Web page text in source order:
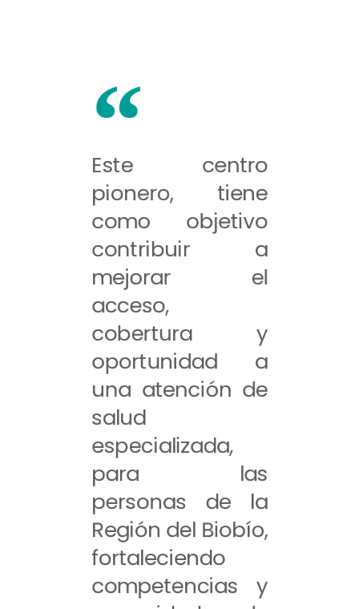
Este centro
pionero, tiene
como objetivo
contribuir a
mejorar el
acceso,
cobertura y
oportunidad a
una atención de
salud
especializada,
para las
personas de la
Región del Biobío,
fortaleciendo
competencias y